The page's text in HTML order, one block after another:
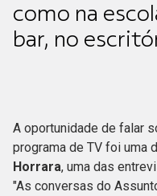
como na
bar, no
A oportunidade de falar
programa de TV foi uma
Horrara, uma das
"As conversas do